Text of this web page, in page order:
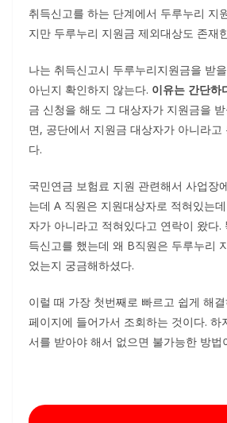
취득신고를 하는 단계에서 두루누리 지
지만 두루누리 지원금 제외대상도 존재
나는 취득신고시 두루누리지원금을 받
아닌지 확인하지 않는다. 이유는 간단하
금 신청을 해도 그 대상자가 지원금을
면, 공단에서 지원금 대상자가 아니라고
다.
국민연금 보험료 지원 관련해서 사업장
는데 A 직원은 지원대상자로 적혀있는
자가 아니라고 적혀있다고 연락이 왔다.
득신고를 했는데 왜 B직원은 두루누리
었는지 궁금해하셨다.
이럴 때 가장 첫번째로 빠르고 쉽게 해
페이지에 들어가서 조회하는 것이다. 하
서를 받아야 해서 없으면 불가능한 방법